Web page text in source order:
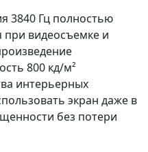
3840 Гц полностью
при видеосъемке и
800 кд/м²
интерьерных
экран даже в
без потери